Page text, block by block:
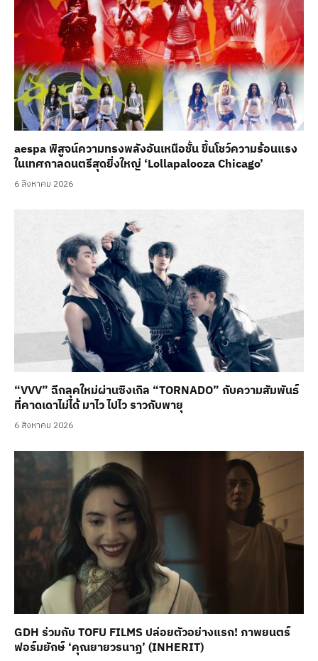
aespa พิสูจน์ความทรงพลังอันเหนือชั้น ขึ้นโชว์ความร้อนแรง
ในเทศกาลดนตรีสุดยิ่งใหญ่ ‘Lollapalooza Chicago’
6 สิงหาคม 2026
“VVV” ฉีกลุคใหม่ผ่านซิงเกิล “TORNADO” กับความสัมพันธ์
ที่คาดเดาไม่ได้ มาไว ไปไว ราวกับพายุ
6 สิงหาคม 2026
GDH ร่วมกับ TOFU FILMS ปล่อยตัวอย่างแรก! ภาพยนตร์
ฟอร์มยักษ์ ‘คุณยายวรนาฏ’ (INHERIT)